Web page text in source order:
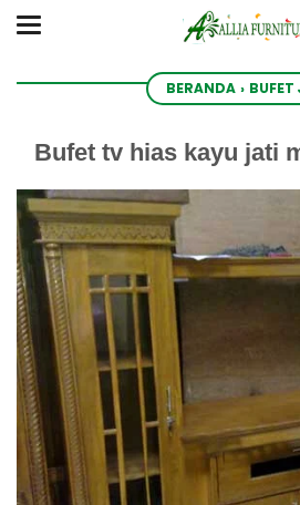
BERANDA ›
Bufet tv hias kayu jati